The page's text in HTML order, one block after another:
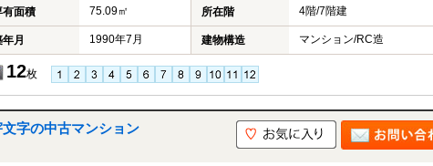
有面積 75.09㎡ 所在階 4階/7階建
月 1990年7月 建物構造 マンション/RC造
12枚
字の中古マンション